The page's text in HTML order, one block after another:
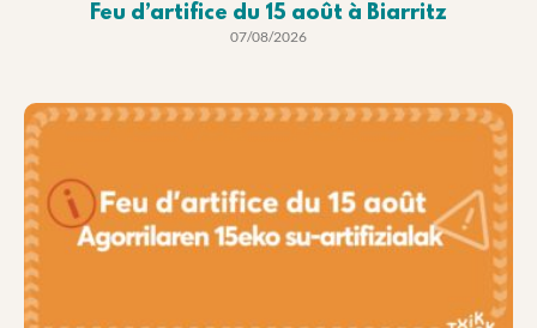
Feu d’artifice du 15 août à Biarritz
07/08/2026